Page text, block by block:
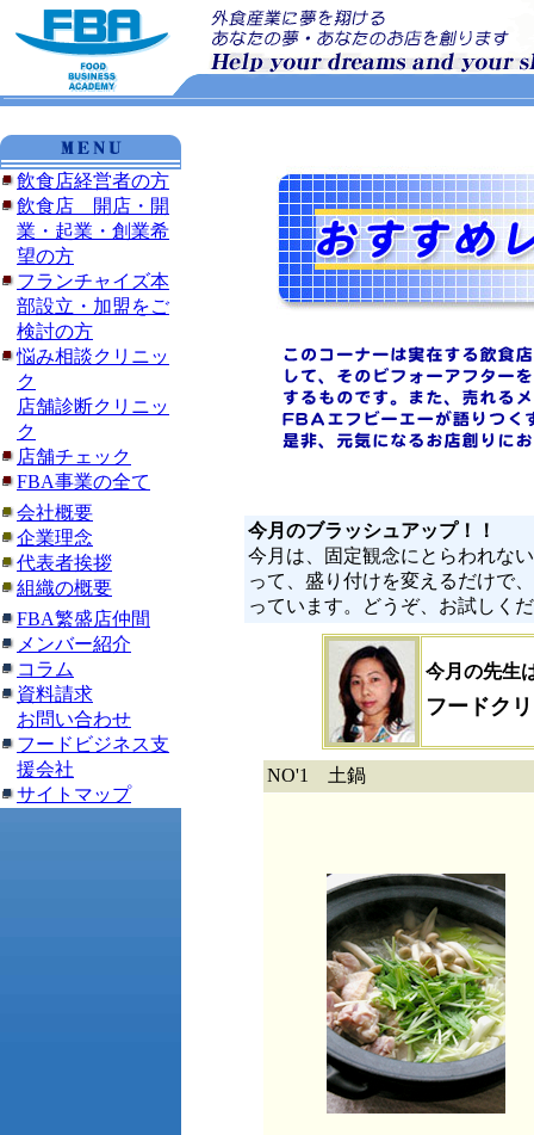
飲食店経営者の方
飲食店 開店・開
業・起業・創業希
望の方
フランチャイズ本
部設立・加盟をご
検討の方
悩み相談クリニッ
ク
店舗診断クリニッ
ク
店舗チェック
FBA事業の全て
会社概要
企業理念
代表者挨拶
組織の概要
FBA繁盛店仲間
メンバー紹介
コラム
資料請求
お問い合わせ
フードビジネス支
援会社
サイトマップ
今月のブラッシュアップ！！
今月は、固定観念にとらわれな
って、盛り付けを変えるだけで
っています。どうぞ、お試しく
今月の先生
フードク
NO'1 土鍋